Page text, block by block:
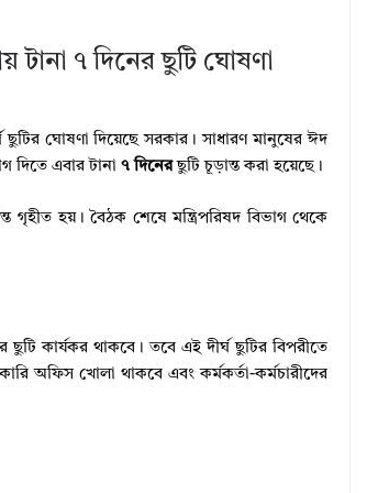
৭ দিনের ছুটি ঘোষণা
ঘোষণা দিয়েছে সরকার। সাধারণ মানুষের ঈদ
দিতে এবার টানা ৭ দিনেরছুটি চূড়ান্ত করা হয়েছে।
গৃহীত হয়। বৈঠক শেষে মন্ত্রিপরিষদ বিভাগ থেকে
ছুটি কার্যকর থাকবে। তবে এই দীর্ঘ ছুটির বিপরীতে
অফিস খোলা থাকবে এবং কর্মকর্তা-কর্মচারীদের